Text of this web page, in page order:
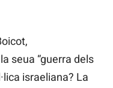
seua “guerra dels
israeliana? La